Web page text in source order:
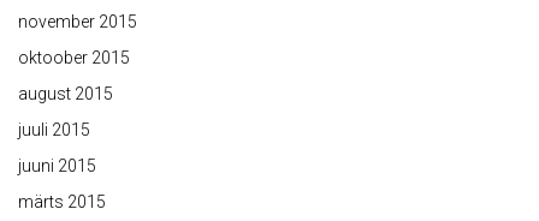
november 2015
oktoober 2015
august 2015
juuli 2015
juuni 2015
märts 2015